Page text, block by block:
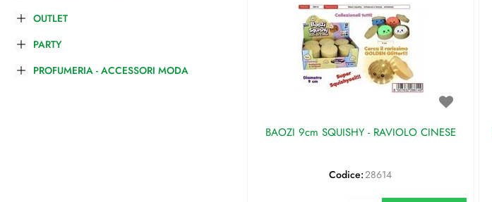
OUTLET
PARTY
PROFUMERIA - ACCESSORI MODA
BAOZI 9cm SQUISHY - RAVIOLO CINESE
Codice:28614